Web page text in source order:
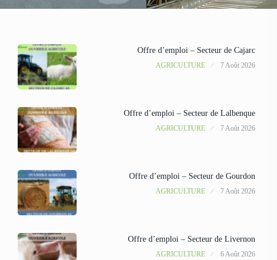
Offre d’emploi – Secteur de Cajarc
AGRICULTURE 7 Août 2026
Offre d’emploi – Secteur de Lalbenque
AGRICULTURE 7 Août 2026
Offre d’emploi – Secteur de Gourdon
AGRICULTURE 7 Août 2026
Offre d’emploi – Secteur de Livernon
AGRICULTURE 6 Août 2026